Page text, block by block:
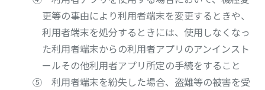
更等の事由により利用者端末を変更するときや、
利用者端末を処分するときには、使用しなくなっ
た利用者端末からの利用者アプリのアンインスト
ールその他利用者アプリ所定の手続をすること
⑤ 利用者端末を紛失した場合、盗難等の被害を受